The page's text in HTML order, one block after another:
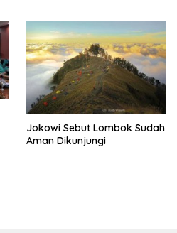
Jokowi Sebut Lombok Sudah
Aman Dikunjungi